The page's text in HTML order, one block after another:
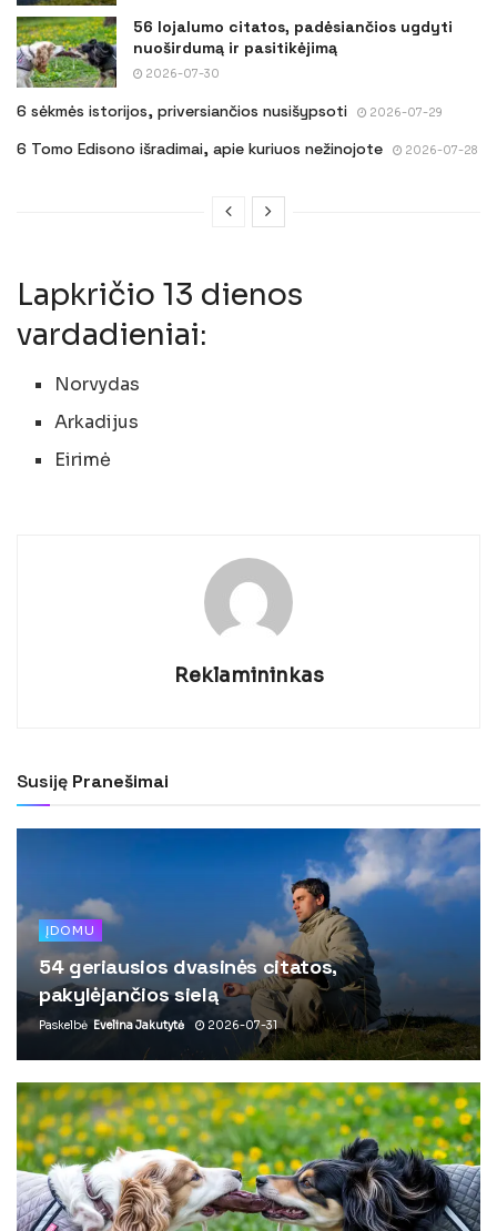
56 lojalumo citatos, padėsiančios ugdyti
nuoširdumą ir pasitikėjimą
2026-07-30
6 sėkmės istorijos, priversiančios nusišypsoti 2026-07-29
6 Tomo Edisono išradimai, apie kuriuos nežinojote 2026-07-28
Lapkričio 13 dienos
vardadieniai:
Norvydas
Arkadijus
Eirimė
Reklamininkas
Susiję Pranešimai
ĮDOMU
54 geriausios dvasinės citatos,
pakylėjančios sielą
Paskelbė Evelina Jakutytė 2026-07-31